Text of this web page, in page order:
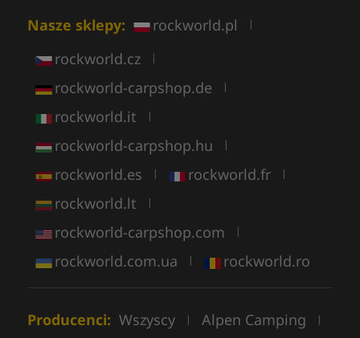
Nasze sklepy: rockworld.pl |
rockworld.cz |
rockworld-carpshop.de |
rockworld.it |
rockworld-carpshop.hu |
rockworld.es | rockworld.fr |
rockworld.lt |
rockworld-carpshop.com |
rockworld.com.ua | rockworld.ro
Producenci: Wszyscy | Alpen Camping |